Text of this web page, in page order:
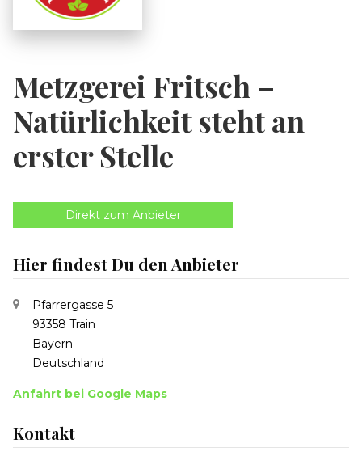
Metzgerei Fritsch –
Natürlichkeit steht an
erster Stelle
Direkt zum Anbieter
Hier findest Du den Anbieter
Pfarrergasse 5
93358 Train
Bayern
Deutschland
Anfahrt bei Google Maps
Kontakt